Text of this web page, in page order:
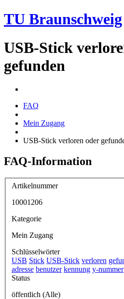
TU Braunschweig
USB-Stick
gefunden
FAQ
Mein Zugang
USB-Stick verloren oder
FAQ-Information
Artikelnummer
10001206
Kategorie
Mein Zugang
Schlüsselwörter
USB Stick USB-Stick verloren
adresse benutzer kennung y-nummer
Status
öffentlich (Alle)